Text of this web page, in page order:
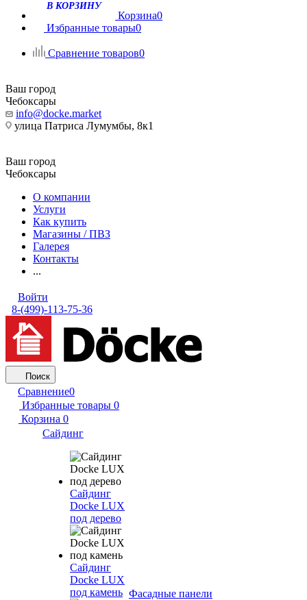
В КОРЗИНУ
Корзина0
Избранные товары0
Сравнение товаров0
Ваш город
Чебоксары
info@docke.market
улица Патриса Лумумбы, 8к1
Ваш город
Чебоксары
О компании
Услуги
Как купить
Магазины / ПВЗ
Галерея
Контакты
...
Войти
8-(499)-113-75-36
Поиск
Сравнение0
Избранные товары 0
Корзина 0
Сайдинг
Сайдинг
Docke LUX
под дерево
Сайдинг
Docke LUX
под камень Фасадные панели